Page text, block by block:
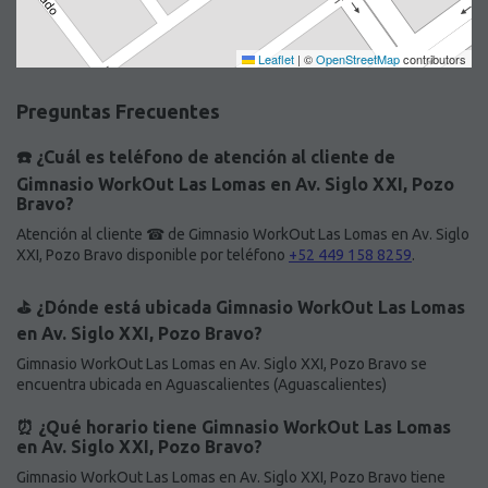
Leaflet | ©OpenStreetMapcontributors
Preguntas Frecuentes
☎️ ¿Cuál es teléfono de atención al cliente de
Gimnasio WorkOut Las Lomas en Av. Siglo XXI, Pozo
Bravo?
Atención al cliente ☎ de Gimnasio WorkOut Las Lomas en Av. Siglo
XXI, Pozo Bravo disponible por teléfono +52 449 158 8259.
⛳️ ¿Dónde está ubicada Gimnasio WorkOut Las Lomas
en Av. Siglo XXI, Pozo Bravo?
Gimnasio WorkOut Las Lomas en Av. Siglo XXI, Pozo Bravo se
encuentra ubicada en Aguascalientes (Aguascalientes)
⏰ ¿Qué horario tiene Gimnasio WorkOut Las Lomas
en Av. Siglo XXI, Pozo Bravo?
Gimnasio WorkOut Las Lomas en Av. Siglo XXI, Pozo Bravo tiene